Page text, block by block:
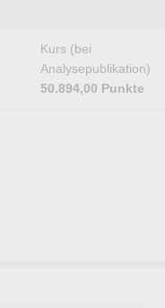
Kurs (bei
Analysepublikation)
50.894,00 Punkte